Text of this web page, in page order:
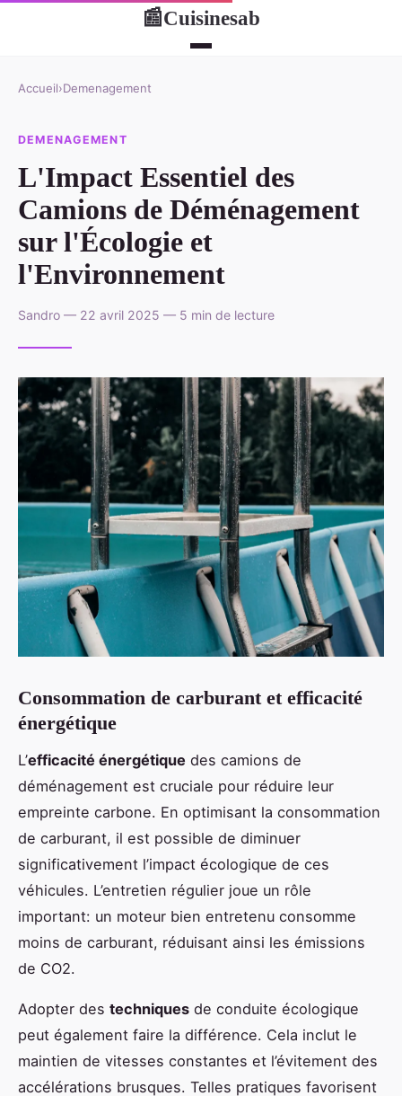
📰Cuisinesab
Accueil›Demenagement
DEMENAGEMENT
L'Impact Essentiel des
Camions de Déménagement
sur l'Écologie et
l'Environnement
Sandro — 22 avril 2025 — 5 min de lecture
Consommation de carburant et efficacité
énergétique
L’efficacité énergétique des camions de
déménagement est cruciale pour réduire leur
empreinte carbone. En optimisant la consommation
de carburant, il est possible de diminuer
significativement l’impact écologique de ces
véhicules. L’entretien régulier joue un rôle
important: un moteur bien entretenu consomme
moins de carburant, réduisant ainsi les émissions
de CO2.
Adopter des techniques de conduite écologique
peut également faire la différence. Cela inclut le
maintien de vitesses constantes et l’évitement des
accélérations brusques. Telles pratiques favorisent